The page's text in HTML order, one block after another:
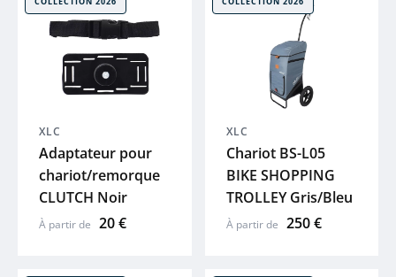
ZEFAL
XLC
Adaptateur pour
chariot/remorque
CLUTCH Noir
À partir de 20 €
XLC
Chariot BS-L05
BIKE SHOPPING
TROLLEY Gris/Bleu
À partir de 250 €